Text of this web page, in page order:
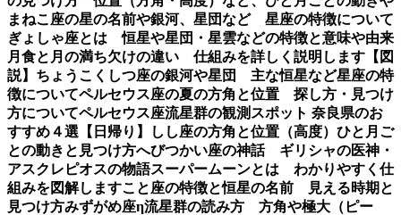
まねこ座の星の名前や銀河、星団など 星座の特徴について
ぎょしゃ座とは 恒星や星団・星雲などの特徴と意味や由来
月食と月の満ち欠けの違い 仕組みを詳しく説明します【図
説】 ちょうこくしつ座の銀河や星団 主な恒星など星座の特
徴についてペルセウス座の夏の方角と位置 探し方・見つけ
方についてペルセウス座流星群の観測スポット 奈良県のお
すすめ４選【日帰り】
しし座の方角と位置（高度）ひと月ご
との動きと見つけ方へびつかい座の神話 ギリシャの医神・
アスクレピオスの物語スーパームーンとは わかりやすく仕
組みを図解しますこと座の特徴と恒星の名前 見える時期と
見つけ方みずがめ座η流星群の読み方 方角や極大（ピー